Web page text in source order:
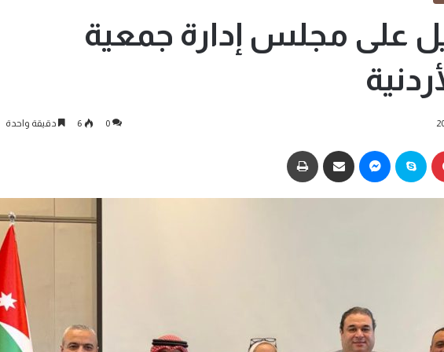
على مجلس إدارة جمعية
0
6 دقيقة واحدة